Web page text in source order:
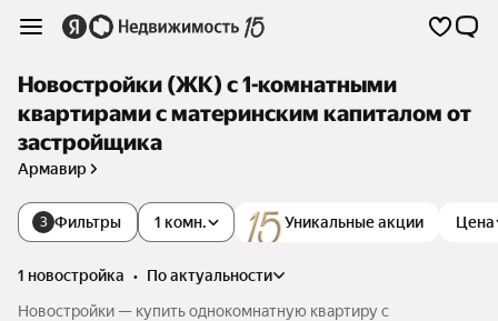
Новостройки (ЖК) с 1-комнатными
квартирами с материнским капиталом от
застройщика
Армавир
3 Фильтры Уникальные акции Цена
1 комн.
1 новостройка •
по актуальности
Новостройки — купить однокомнатную квартиру с